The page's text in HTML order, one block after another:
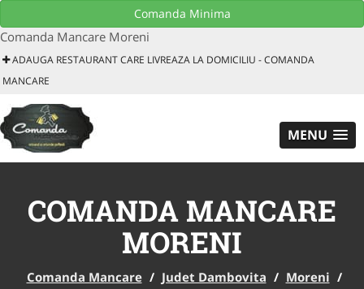
Download GRATUIT aplicatie mobil
Comanda Mancare Moreni
ADAUGA RESTAURANT CARE LIVREAZA LA DOMICILIU - COMANDA
MANCARE
MENU
COMANDA MANCARE
MORENI
Comanda Mancare / Judet Dambovita / Moreni /
Comanda Minima